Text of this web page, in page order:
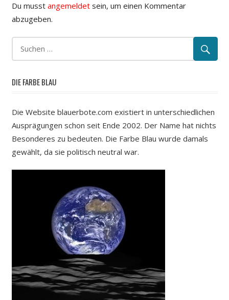
Du musst angemeldetsein, um einen Kommentar
abzugeben.
DIE FARBE BLAU
Die Website blauerbote.com existiert in unterschiedlichen
Ausprägungen schon seit Ende 2002. Der Name hat nichts
Besonderes zu bedeuten. Die Farbe Blau wurde damals
gewählt, da sie politisch neutral war.